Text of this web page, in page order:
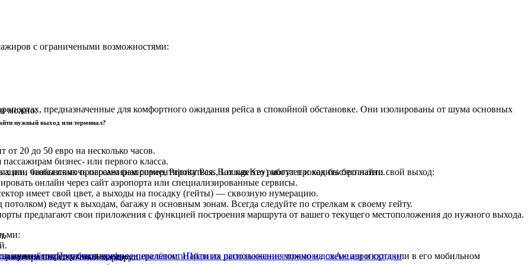
с ограничеными возможностями:
можно:
предназначенные для комфортного ожидания рейса в спокойной обстановке. Они изолированы от шума основных
20 до 50 евро на несколько часов.
бизнес- или первого класса.
банковских программ (например, Priority Pass, LoungeKey) могут проходить бесплатно.
онлайн через сайт аэропорта или специализированные сервисы.
нужно сосредоточиться перед перелётом. Найти их расположение можно на схеме аэропорта или в его мобильном
нужный выход или терминал?
чтобы помочь пассажирам сориентироваться. Вот как это работает и как быстро найти свой выход:
имеет свой цвет, а выходы на посадку (гейты) — сквозную нумерацию.
ведут к выходам, багажу и основным зонам. Всегда следуйте по стрелкам к своему гейту.
предлагают свои приложения с функцией построения маршрута от вашего текущего местоположения до нужного выхода.
оно проложит точный маршрут.
и посадку без очереди.
сайтомПолитика конфиденциальностиПравила использования промокодовАкции и скидки